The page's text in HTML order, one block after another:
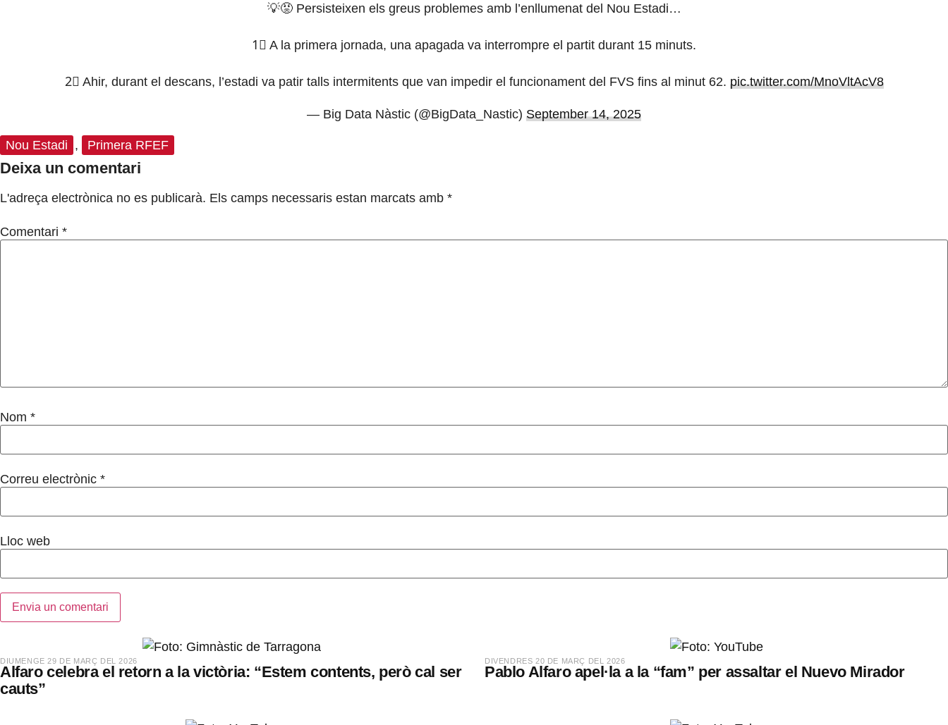
💡😡 Persisteixen els greus problemes amb l’enllumenat del Nou Estadi…
1⃣ A la primera jornada, una apagada va interrompre el partit durant 15 minuts.
2⃣ Ahir, durant el descans, l’estadi va patir talls intermitents que van impedir el funcionament del FVS fins al minut 62. pic.twitter.com/MnoVltAcV8
— Big Data Nàstic (@BigData_Nastic) September 14, 2025
Nou Estadi , Primera RFEF
Deixa un comentari
L'adreça electrònica no es publicarà. Els camps necessaris estan marcats amb *
Comentari *
Nom *
Correu electrònic *
Lloc web
​DIUMENGE 29 DE MARÇ DEL 2026
Alfaro celebra el retorn a la victòria: “Estem contents, però cal ser
cauts”
​DIVENDRES 20 DE MARÇ DEL 2026
Pablo Alfaro apel·la a la “fam” per assaltar el Nuevo Mirador